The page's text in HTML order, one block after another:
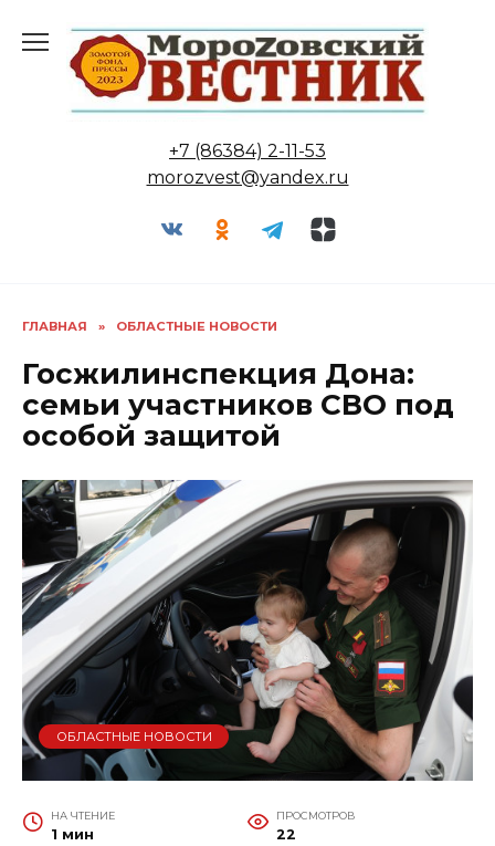
содержанию
+7 (86384) 2-11-53
morozvest@yandex.ru
ГЛАВНАЯ » ОБЛАСТНЫЕ НОВОСТИ
Госжилинспекция Дона:
семьи участников СВО под
особой защитой
ОБЛАСТНЫЕ НОВОСТИ
НА ЧТЕНИЕ
1 мин
ПРОСМОТРОВ
22